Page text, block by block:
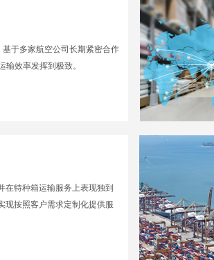
基于多家航空公司长期紧密合作
输效率发挥到极致。
在特种箱运输服务上表现独到
现按照客户需求定制化提供服